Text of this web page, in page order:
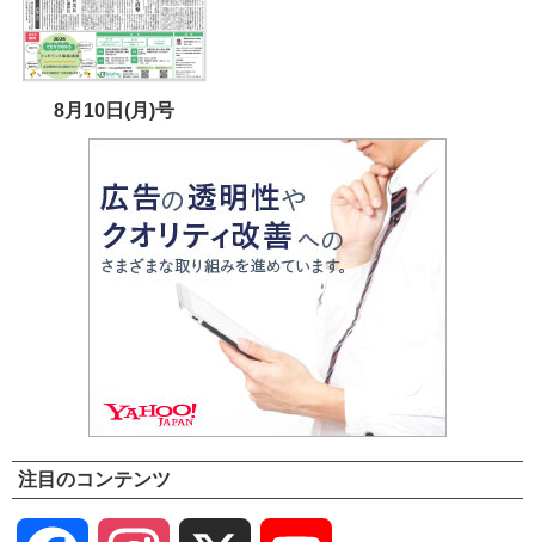
8月10日(月)号
注目のコンテンツ